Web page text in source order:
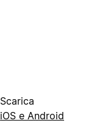
Scarica
iOS e Android